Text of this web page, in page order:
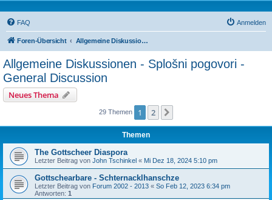
FAQ Anmelden
Foren-Übersicht Allgemeine Diskussionen - Splošni pogovori - General Discussion
Allgemeine Diskussionen - Splošni pogovori -
General Discussion
Neues Thema
29 Themen 1 2
Themen
The Gottscheer Diaspora
Letzter Beitrag von John Tschinkel « Mi Dez 18, 2024 5:10 pm
Gottschearbare - Schternacklhanschze
Letzter Beitrag von Forum 2002 - 2013 « So Feb 12, 2023 6:34 pm
Antworten: 1